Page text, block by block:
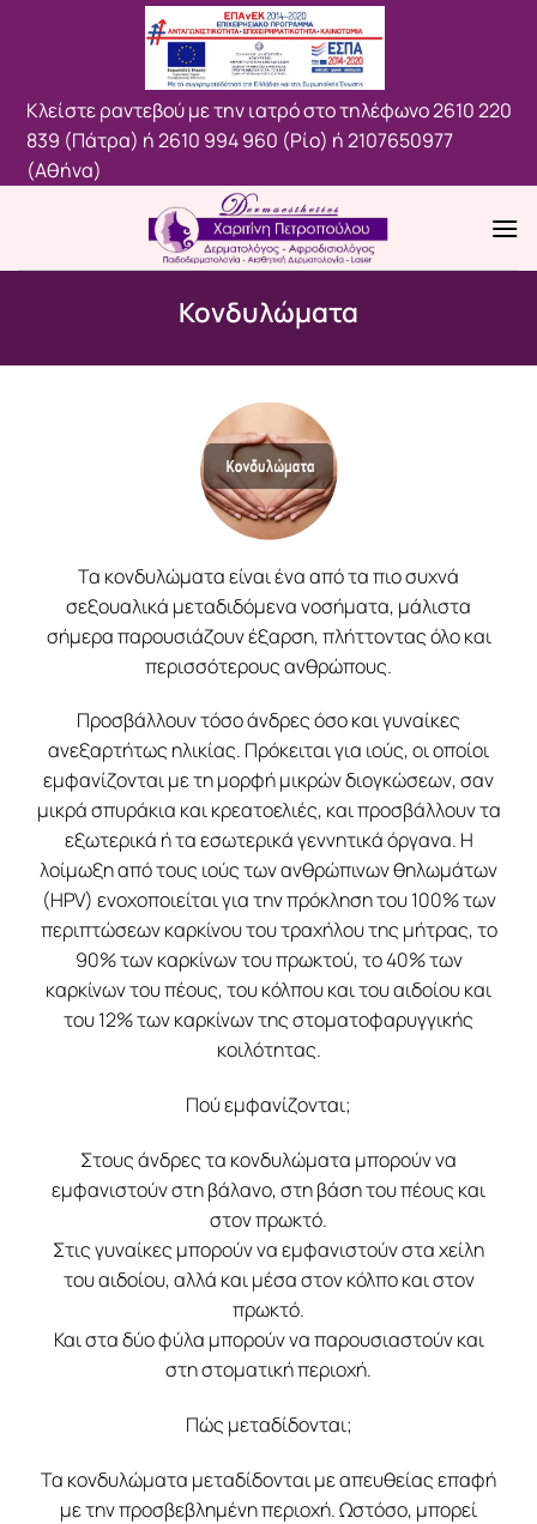
Κλείστε ραντεβού με την ιατρό στο τηλέφωνο2610 220
839 (Πάτρα) ή2610 994 960 (Ρίο) ή2107650977
(Aθήνα)
Κονδυλώματα
Τα κονδυλώματα είναι ένα από τα πιο συχνά
σεξουαλικά μεταδιδόμενα νοσήματα, μάλιστα
σήμερα παρουσιάζουν έξαρση, πλήττοντας όλο και
περισσότερους ανθρώπους.
Προσβάλλουν τόσο άνδρες όσο και γυναίκες
ανεξαρτήτως ηλικίας. Πρόκειται για ιούς, οι οποίοι
εμφανίζονται με τη μορφή μικρών διογκώσεων, σαν
μικρά σπυράκια και κρεατοελιές, και προσβάλλουν τα
εξωτερικά ή τα εσωτερικά γεννητικά όργανα. Η
λοίμωξη από τους ιούς των ανθρώπινων θηλωμάτων
(HPV) ενοχοποιείται για την πρόκληση του 100% των
περιπτώσεων καρκίνου του τραχήλου της μήτρας, το
90% των καρκίνων του πρωκτού, το 40% των
καρκίνων του πέους, του κόλπου και του αιδοίου και
του 12% των καρκίνων της στοματοφαρυγγικής
κοιλότητας.
Πού εμφανίζονται;
Στους άνδρες τα κονδυλώματα μπορούν να
εμφανιστούν στη βάλανο, στη βάση του πέους και
στον πρωκτό.
Στις γυναίκες μπορούν να εμφανιστούν στα χείλη
του αιδοίου, αλλά και μέσα στον κόλπο και στον
πρωκτό.
Και στα δύο φύλα μπορούν να παρουσιαστούν και
στη στοματική περιοχή.
Πώς μεταδίδονται;
Τα κονδυλώματα μεταδίδονται με απευθείας επαφή
με την προσβεβλημένη περιοχή. Ωστόσο, μπορεί